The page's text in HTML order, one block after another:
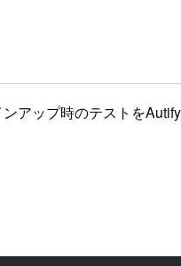
アップ時のテストをAutify